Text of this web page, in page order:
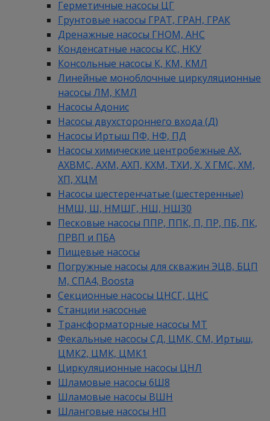
Герметичные насосы ЦГ
Грунтовые насосы ГРАТ, ГРАН, ГРАК
Дренажные насосы ГНОМ, АНС
Конденсатные насосы КС, НКУ
Консольные насосы К, КМ, КМЛ
Линейные моноблочные циркуляционные
насосы ЛМ, КМЛ
Насосы Адонис
Насосы двухстороннего входа (Д)
Насосы Иртыш ПФ, НФ, ПД
Насосы химические центробежные АХ,
АХВМС, АХМ, АХП, КХМ, ТХИ, Х, Х ГМС, ХМ,
ХП, ХЦМ
Насосы шестеренчатые (шестеренные)
НМШ, Ш, НМШГ, НШ, НШ30
Песковые насосы ППР, ППК, П, ПР, ПБ, ПК,
ПРВП и ПБА
Пищевые насосы
Погружные насосы для скважин ЭЦВ, БЦП
М, СПА4, Boosta
Секционные насосы ЦНСГ, ЦНС
Станции насосные
Трансформаторные насосы МТ
Фекальные насосы СД, ЦМК, СМ, Иртыш,
ЦМК2, ЦМК, ЦМК1
Циркуляционные насосы ЦНЛ
Шламовые насосы 6Ш8
Шламовые насосы ВШН
Шланговые насосы НП